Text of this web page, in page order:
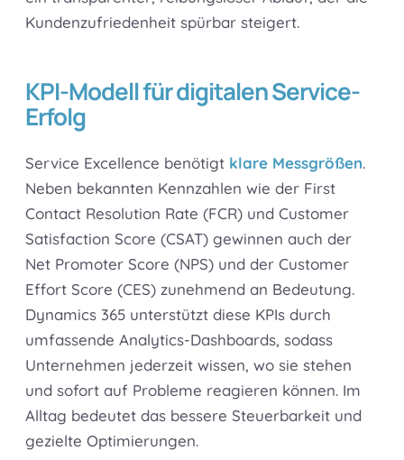
Kundenzufriedenheit spürbar steigert.
KPI-Modell für digitalen Service-
Erfolg
Service Excellence benötigt klare Messgrößen.
Neben bekannten Kennzahlen wie der First
Contact Resolution Rate (FCR) und Customer
Satisfaction Score (CSAT) gewinnen auch der
Net Promoter Score (NPS) und der Customer
Effort Score (CES) zunehmend an Bedeutung.
Dynamics 365 unterstützt diese KPIs durch
umfassende Analytics-Dashboards, sodass
Unternehmen jederzeit wissen, wo sie stehen
und sofort auf Probleme reagieren können. Im
Alltag bedeutet das bessere Steuerbarkeit und
gezielte Optimierungen.